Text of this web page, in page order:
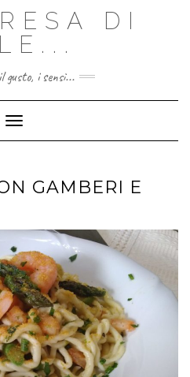
DI
gusto, i sensi...
Toggle Navigation
GAMBERI E